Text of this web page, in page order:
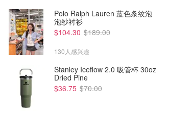
Polo Ralph Lauren 蓝色条纹泡
泡纱衬衫
$104.30 $189.00
130人感兴趣
Stanley Iceflow 2.0 吸管杯 30oz
Dried Pine
$36.75 $70.00